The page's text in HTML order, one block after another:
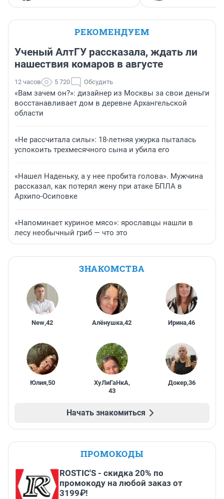
РЕКОМЕНДУЕМ
Ученый АлтГУ рассказала, ждать ли
нашествия комаров в августе
12 часов 5 720 Обсудить
«Вам зачем он?»: дизайнер из Москвы за свои деньги
восстанавливает дом в деревне Архангельской
области
«Не рассчитала силы»: 18-летняя ужурка пыталась
успокоить трехмесячного сына и убила его
«Нашел Наденьку, а у нее пробита голова». Мужчина
рассказал, как потерял жену при атаке БПЛА в
Архипо-Осиповке
«Напоминает куриное мясо»: ярославцы нашли в
лесу необычный гриб — что это
ЗНАКОМСТВА
New,42 Алёнушка,42 Ирина,46
Юлия,50 ХуЛиГаНкА,
43
Докер,36
Начать знакомиться
ПРОМОКОДЫ
ROSTIC'S - скидка 20% по
промокоду на любой заказ от
3199₽!